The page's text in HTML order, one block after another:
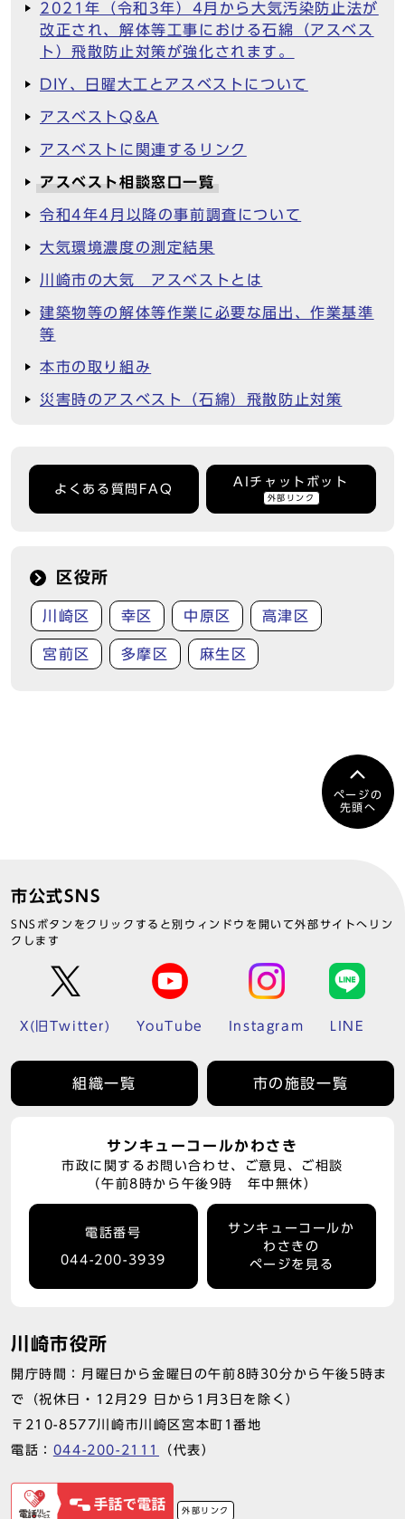
2021年（令和3年）4月から大気汚染防止法が
改正され、解体等工事における石綿（アスベス
ト）飛散防止対策が強化されます。
DIY、日曜大工とアスベストについて
アスベストQ&A
アスベストに関連するリンク
アスベスト相談窓口一覧
令和4年4月以降の事前調査について
大気環境濃度の測定結果
川崎市の大気 アスベストとは
建築物等の解体等作業に必要な届出、作業基準
等
本市の取り組み
災害時のアスベスト（石綿）飛散防止対策
よくある質問FAQ
AIチャットボット
外部リンク
区役所
川崎区 幸区 中原区 高津区
宮前区 多摩区 麻生区
ページの
先頭へ
市公式SNS
SNSボタンをクリックすると別ウィンドウを開いて外部サイトへリン
クします
X(旧Twitter) YouTube Instagram LINE
組織一覧 市の施設一覧
サンキューコールかわさき
市政に関するお問い合わせ、ご意見、ご相談
（午前8時から午後9時 年中無休）
電話番号
044-200-3939
サンキューコールか
わさきの
ページを見る
川崎市役所
開庁時間：月曜日から金曜日の午前8時30分から午後5時ま
で（祝休日・12月29 日から1月3日を除く）
〒210-8577川崎市川崎区宮本町1番地
電話： 044-200-2111 （代表）
外部リンク